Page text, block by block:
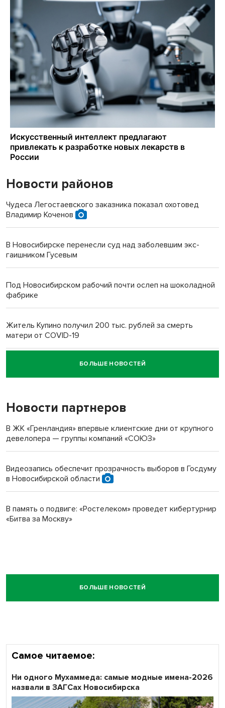
Новости районов
Чудеса Легостаевского заказника показал охотовед
Владимир Коченов
В Новосибирске перенесли суд над заболевшим экс-
гаишником Гусевым
Под Новосибирском рабочий почти ослеп на шоколадной
фабрике
Житель Купино получил 200 тыс. рублей за смерть
матери от COVID-19
Новосибирский суд наказал водителя за смерть
пенсионерки на вокзале
БОЛЬШЕ НОВОСТЕЙ
Новости партнеров
В ЖК «Гренландия» впервые клиентские дни от крупного
девелопера — группы компаний «СОЮЗ»
Видеозапись обеспечит прозрачность выборов в Госдуму
в Новосибирской области
В память о подвиге: «Ростелеком» проведет кибертурнир
«Битва за Москву»
БОЛЬШЕ НОВОСТЕЙ
Самое читаемое:
Ни одного Мухаммеда: самые модные имена-2026
назвали в ЗАГСах Новосибирска